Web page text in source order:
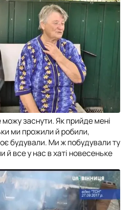
можу заснути. Як прийде мені
ми прожили й робили,
будували. Ми ж побудували ту
й все у нас в хаті новесеньке